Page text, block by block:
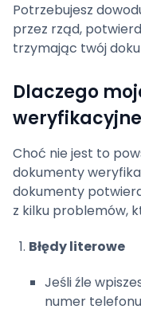
Potrzebujesz
przez rząd,
trzymając twój
Dlaczego
Choć nie jest to
dokumenty
dokumenty
z kilku problemów,
Błędy literowe
Jeśli źle
numer